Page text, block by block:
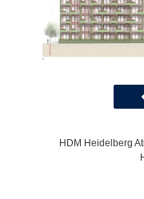
HDM Heidelberg